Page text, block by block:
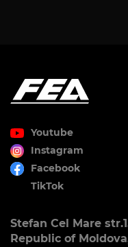
Youtube
Instagram
Facebook
TikTok
Stefan Cel Mare
Republic of